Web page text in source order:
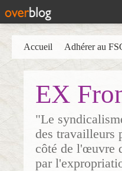
EX
"Le
des travailleurs
côté de l'œuvre
par
Accueil Adhérer au